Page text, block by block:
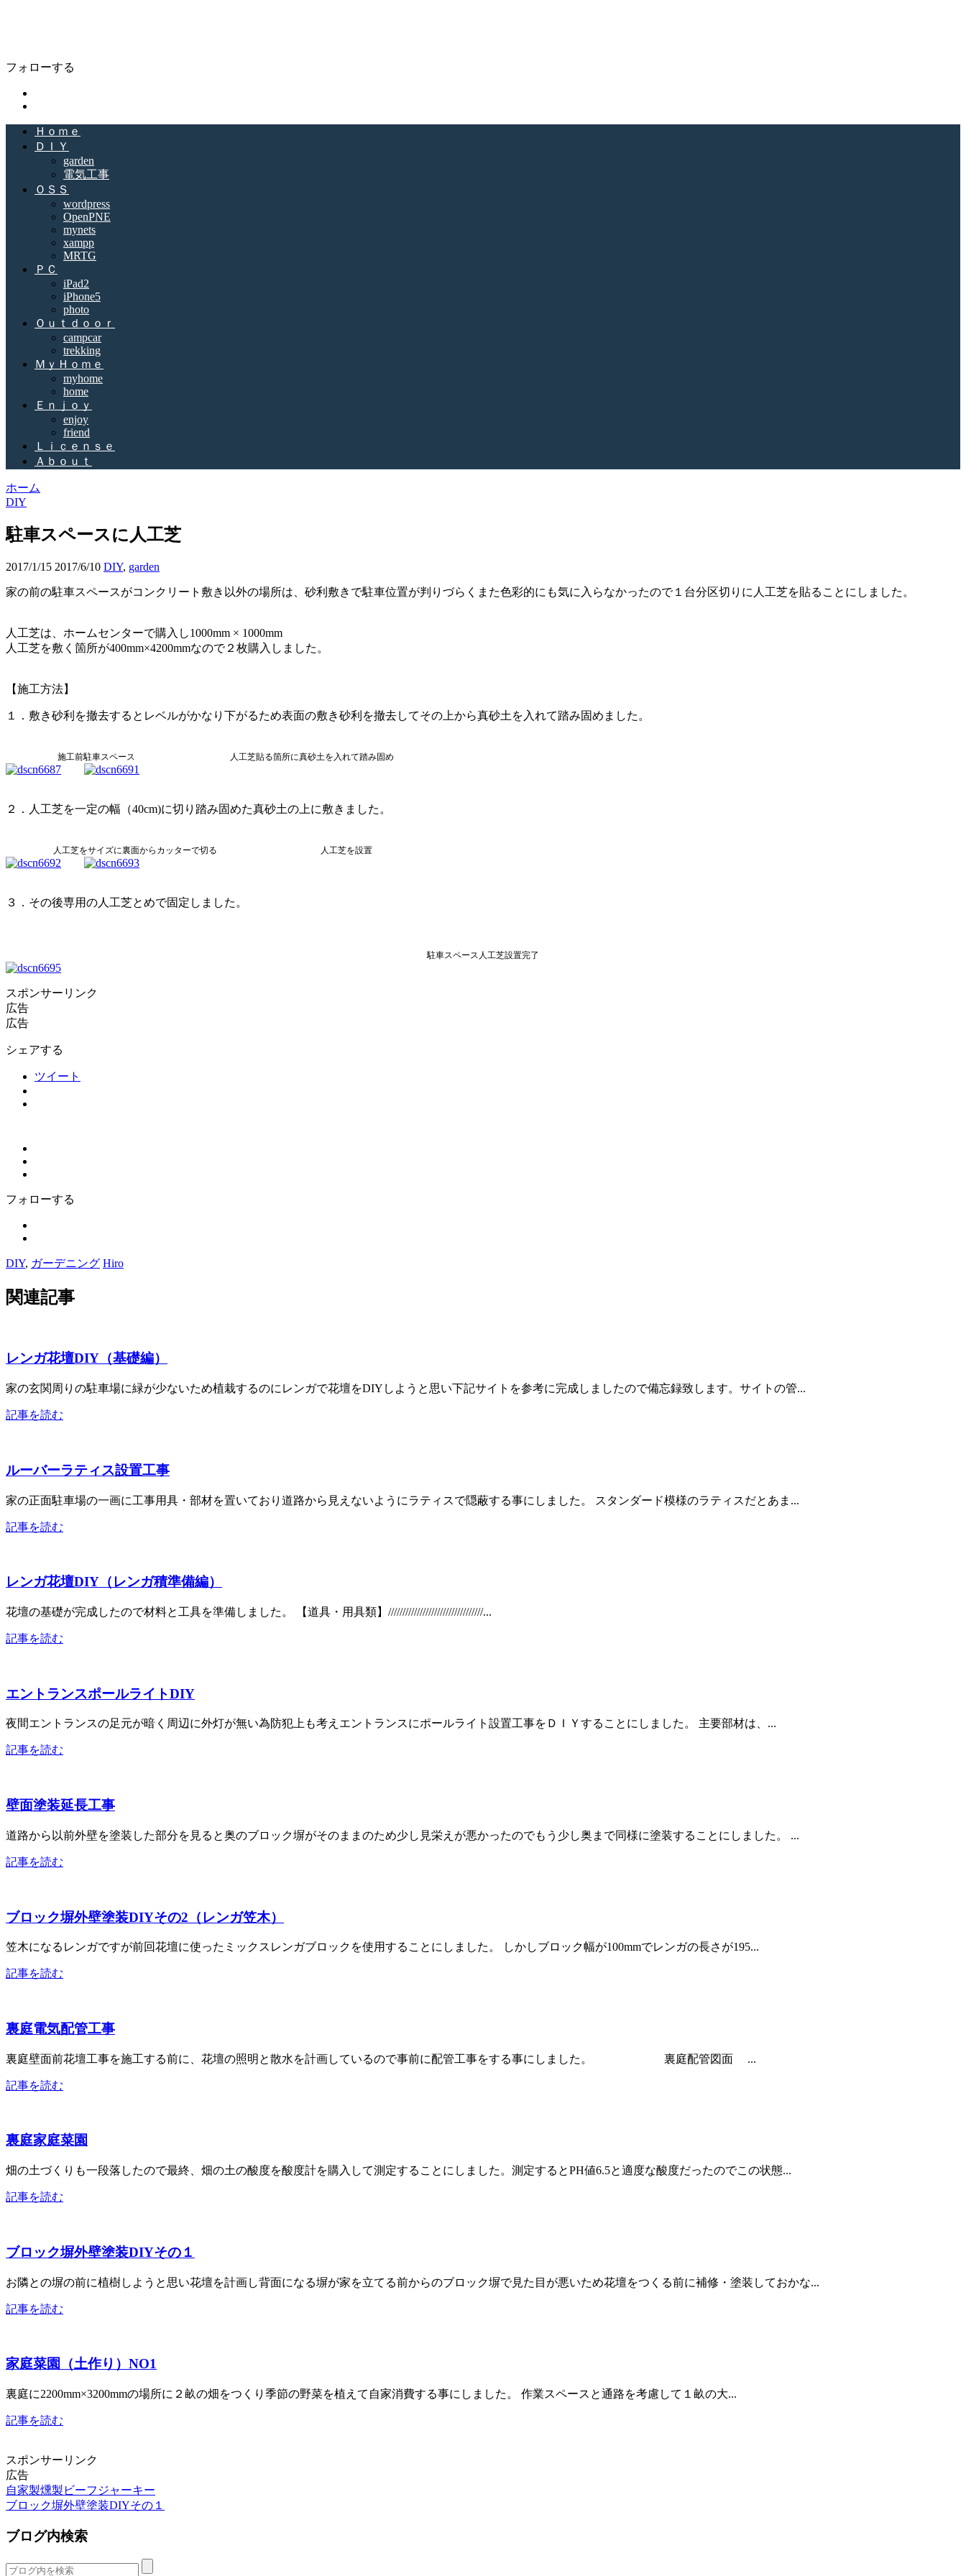
フォローする
Ｈｏｍｅ
ＤＩＹ
garden
電気工事
ＯＳＳ
wordpress
OpenPNE
mynets
xampp
MRTG
ＰＣ
iPad2
iPhone5
photo
Ｏｕｔｄｏｏｒ
campcar
trekking
ＭｙＨｏｍｅ
myhome
home
Ｅｎｊｏｙ
enjoy
friend
Ｌｉｃｅｎｓｅ
Ａｂｏｕｔ
ホーム
DIY
駐車スペースに人工芝
2017/1/15 2017/6/10 DIY, garden
家の前の駐車スペースがコンクリート敷き以外の場所は、砂利敷きで駐車位置が判りづらくまた色彩的にも気に入らなかったので１台分区切りに人工芝を貼ることにしました。
人工芝は、ホームセンターで購入し1000mm × 1000mm
人工芝を敷く箇所が400mm×4200mmなので２枚購入しました。
【施工方法】
１．敷き砂利を撤去するとレベルがかなり下がるため表面の敷き砂利を撤去してその上から真砂土を入れて踏み固めました。
施工前駐車スペース 人工芝貼る箇所に真砂土を入れて踏み固め
２．人工芝を一定の幅（40cm)に切り踏み固めた真砂土の上に敷きました。
人工芝をサイズに裏面からカッターで切る 人工芝を設置
３．その後専用の人工芝とめで固定しました。
駐車スペース人工芝設置完了
スポンサーリンク
広告
広告
シェアする
ツイート
フォローする
DIY, ガーデニング Hiro
関連記事
レンガ花壇DIY（基礎編）
家の玄関周りの駐車場に緑が少ないため植栽するのにレンガで花壇をDIYしようと思い下記サイトを参考に完成しましたので備忘録致します。サイトの管...
記事を読む
ルーバーラティス設置工事
家の正面駐車場の一画に工事用具・部材を置いており道路から見えないようにラティスで隠蔽する事にしました。 スタンダード模様のラティスだとあま...
記事を読む
レンガ花壇DIY（レンガ積準備編）
花壇の基礎が完成したので材料と工具を準備しました。 【道具・用具類】/////////////////////////////////...
記事を読む
エントランスポールライトDIY
夜間エントランスの足元が暗く周辺に外灯が無い為防犯上も考えエントランスにポールライト設置工事をＤＩＹすることにしました。 主要部材は、...
記事を読む
壁面塗装延長工事
道路から以前外壁を塗装した部分を見ると奥のブロック塀がそのままのため少し見栄えが悪かったのでもう少し奥まで同様に塗装することにしました。 ...
記事を読む
ブロック塀外壁塗装DIYその2（レンガ笠木）
笠木になるレンガですが前回花壇に使ったミックスレンガブロックを使用することにしました。 しかしブロック幅が100mmでレンガの長さが195...
記事を読む
裏庭電気配管工事
裏庭壁面前花壇工事を施工する前に、花壇の照明と散水を計画しているので事前に配管工事をする事にしました。 裏庭配管図面 ...
記事を読む
裏庭家庭菜園
畑の土づくりも一段落したので最終、畑の土の酸度を酸度計を購入して測定することにしました。測定するとPH値6.5と適度な酸度だったのでこの状態...
記事を読む
ブロック塀外壁塗装DIYその１
お隣との塀の前に植樹しようと思い花壇を計画し背面になる塀が家を立てる前からのブロック塀で見た目が悪いため花壇をつくる前に補修・塗装しておかな...
記事を読む
家庭菜園（土作り）NO1
裏庭に2200mm×3200mmの場所に２畝の畑をつくり季節の野菜を植えて自家消費する事にしました。 作業スペースと通路を考慮して１畝の大...
記事を読む
スポンサーリンク
広告
自家製燻製ビーフジャーキー
ブロック塀外壁塗装DIYその１
ブログ内検索